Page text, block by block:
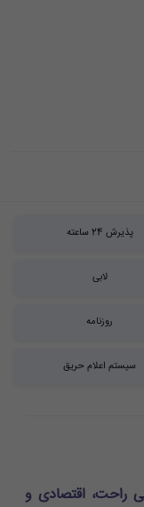
پذیرش 24 ساعته
لابی
روزنامه
سیستم اعلام حریق
راحت، اقتصادی و